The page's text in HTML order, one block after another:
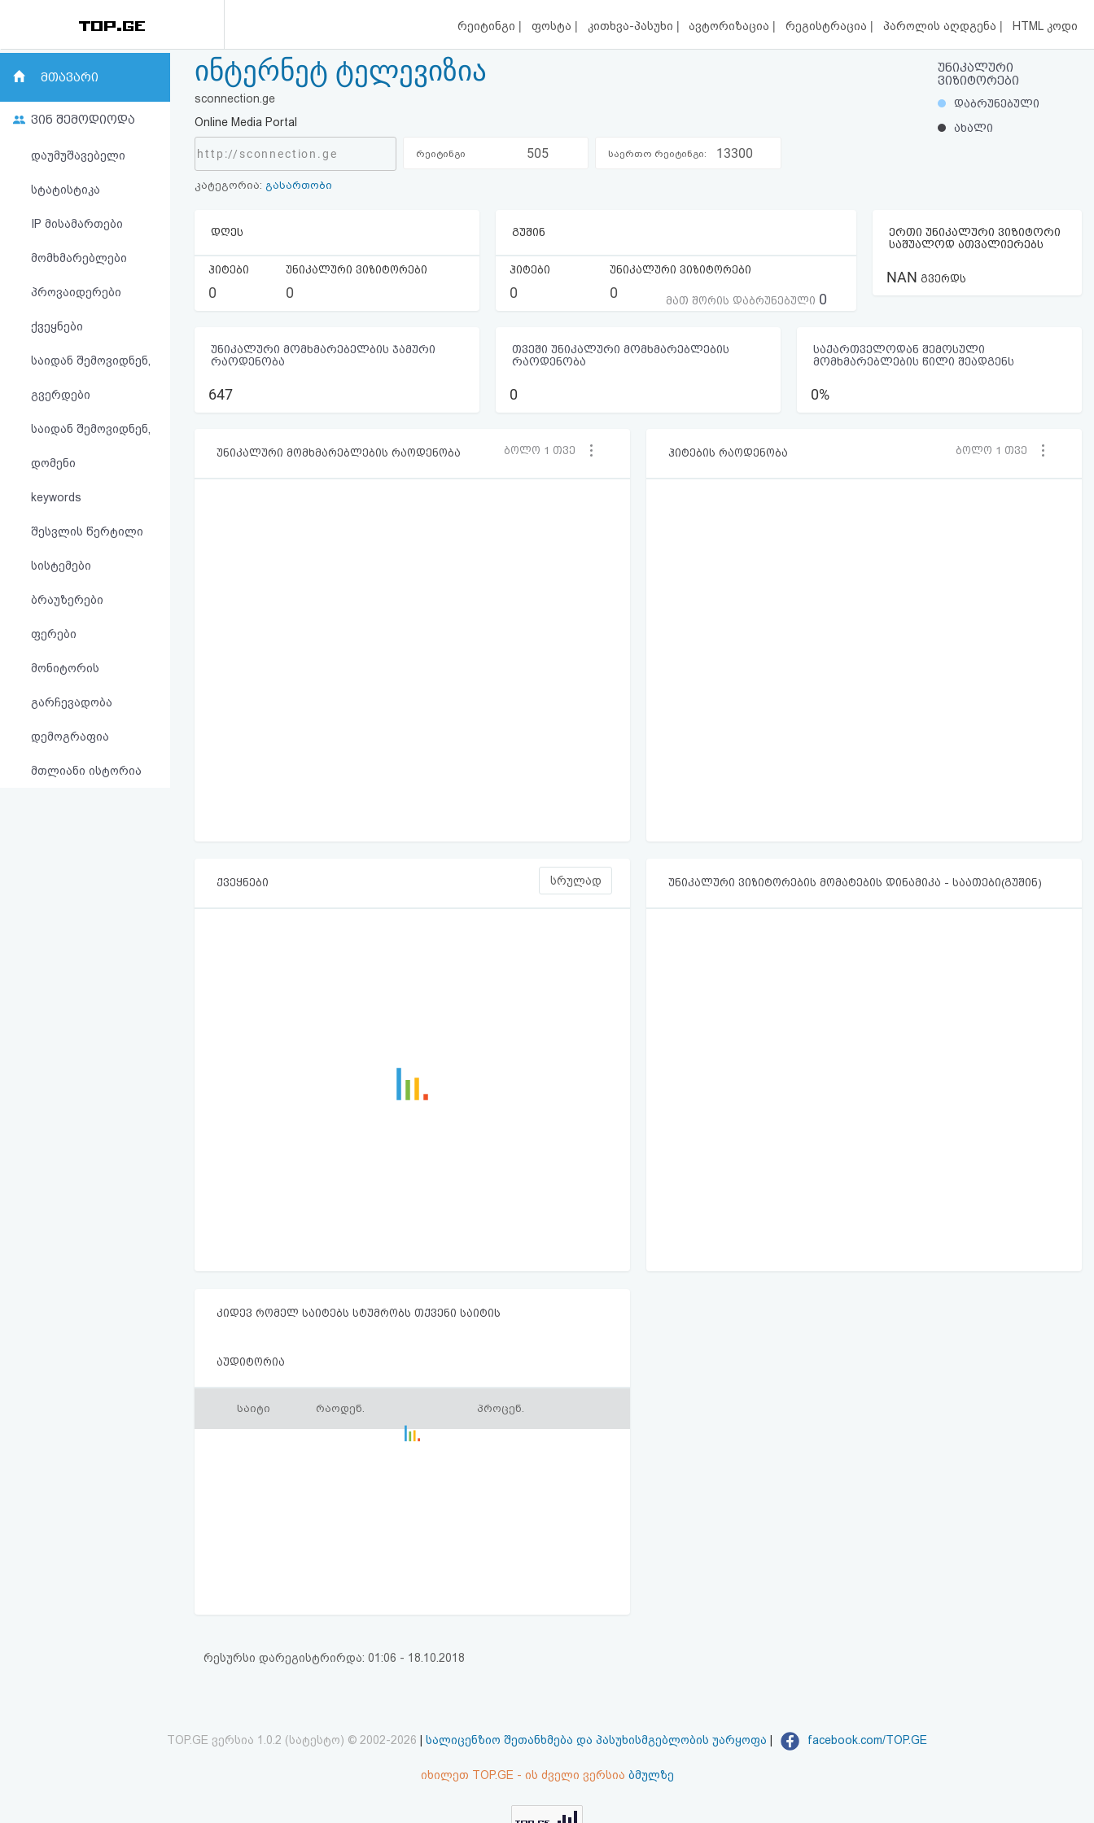
რეიტინგი | ფოსტა | კითხვა-პასუხი | ავტორიზაცია | რეგისტრაცია | პაროლის აღდგენა | HTML კოდი
რეიტინგი
(მთავარი)
კითხვა-
პასუხი
ავტორიზაცია
რეგისტრაცია
სალიცენზიო
შეთანხმება
მთავარი
ვინ შემოდიოდა
დაუმუშავებელი
სტატისტიკა
IP მისამართები
მომხმარებლები
პროვაიდერები
ქვეყნები
საიდან შემოვიდნენ,
გვერდები
საიდან შემოვიდნენ,
დომენი
keywords
შესვლის წერტილი
სისტემები
ბრაუზერები
ფერები
მონიტორის
გარჩევადობა
დემოგრაფია
მთლიანი ისტორია
ინტერნეტ ტელევიზია
sconnection.ge
Online Media Portal
http://sconnection.ge რეიტინგი 505 საერთო რეიტინგი: 13300
კატეგორია: გასართობი
უნიკალური
ვიზიტორები
დაბრუნებული
ახალი
დღეს
ჰიტები
0
უნიკალური ვიზიტორები
0
გუშინ
ჰიტები
0
უნიკალური ვიზიტორები
0 მათ შორის დაბრუნებული 0
ერთი უნიკალური ვიზიტორი
საშუალოდ ათვალიერებს
NAN გვერდს
უნიკალური მომხმარებელბის ჯამური
რაოდენობა
647
თვეში უნიკალური მომხმარებლების
რაოდენობა
0
საქართველოდან შემოსული
მომხმარებლების წილი შეადგენს
0%
უნიკალური მომხმარებლების რაოდენობა ბოლო 1 თვე ჰიტების რაოდენობა ბოლო 1 თვე
ქვეყნები სრულად უნიკალური ვიზიტორების მომატების დინამიკა - საათები(გუშინ)
კიდევ რომელ საიტებს სტუმრობს თქვენი საიტის
აუდიტორია
საიტი რაოდენ. პროცენ.
რესურსი დარეგისტრირდა: 01:06 - 18.10.2018
TOP.GE ვერსია 1.0.2 (სატესტო) © 2002-2026 სალიცენზიო შეთანხმება და პასუხისმგებლობის უარყოფა facebook.com/TOP.GE
იხილეთ TOP.GE - ის ძველი ვერსია ბმულზე